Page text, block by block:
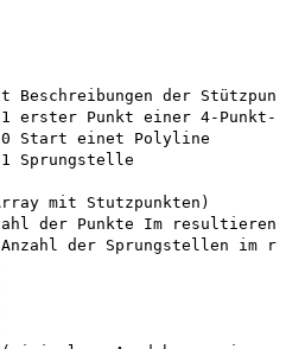
Beschreibungen der
erster Punkt einer 4-
Start einet Polyline
Sprungstelle
mit Stutzpunkten)
der Punkte Im
der Sprungstellen im